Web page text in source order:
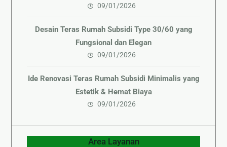
09/01/2026
Desain Teras Rumah Subsidi Type 30/60 yang
Fungsional dan Elegan
09/01/2026
Ide Renovasi Teras Rumah Subsidi Minimalis yang
Estetik & Hemat Biaya
09/01/2026
Area Layanan